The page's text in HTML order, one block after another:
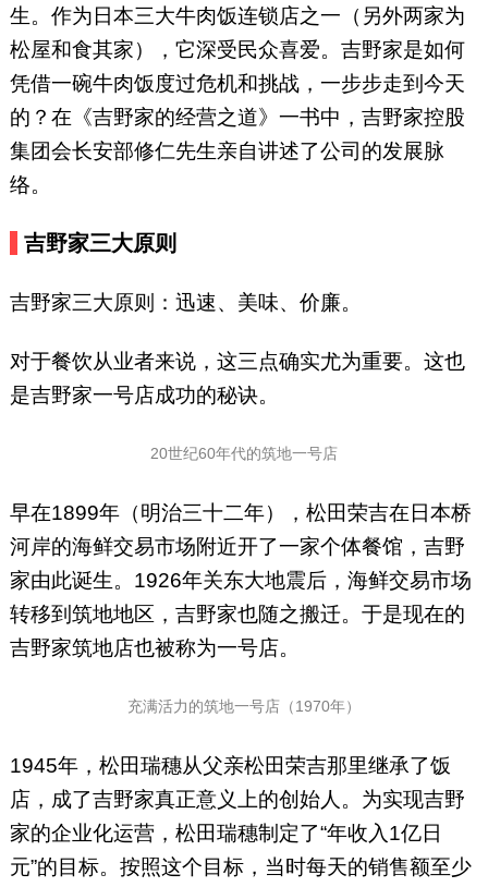
生。作为日本三大牛肉饭连锁店之一（另外两家为
松屋和食其家），它深受民众喜爱。吉野家是如何
凭借一碗牛肉饭度过危机和挑战，一步步走到今天
的？在《吉野家的经营之道》一书中，吉野家控股
集团会长安部修仁先生亲自讲述了公司的发展脉
络。
吉野家三大原则
吉野家三大原则：迅速、美味、价廉。
对于餐饮从业者来说，这三点确实尤为重要。这也
是吉野家一号店成功的秘诀。
20世纪60年代的筑地一号店
早在1899年（明治三十二年），松田荣吉在日本桥
河岸的海鲜交易市场附近开了一家个体餐馆，吉野
家由此诞生。1926年关东大地震后，海鲜交易市场
转移到筑地地区，吉野家也随之搬迁。于是现在的
吉野家筑地店也被称为一号店。
充满活力的筑地一号店（1970年）
1945年，松田瑞穗从父亲松田荣吉那里继承了饭
店，成了吉野家真正意义上的创始人。为实现吉野
家的企业化运营，松田瑞穗制定了“年收入1亿日
元”的目标。按照这个目标，当时每天的销售额至少